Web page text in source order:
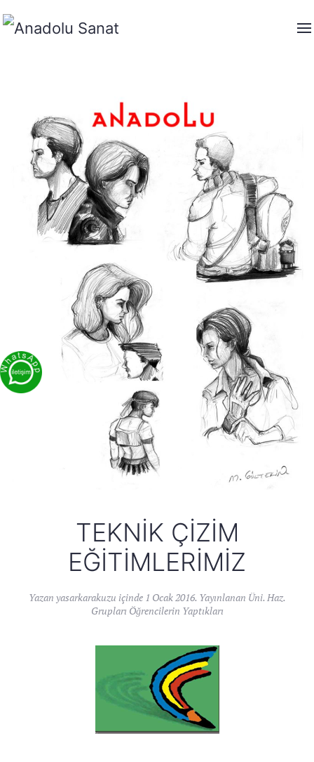
TEKNIK ÇIZIM
EĞITIMLERIMIZ
Yazan yasarkarakuzu içinde 1 Ocak 2016. Yayınlanan Üni. Haz.
Grupları Öğrencilerin Yaptıkları